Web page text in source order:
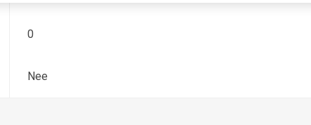
0
Nee